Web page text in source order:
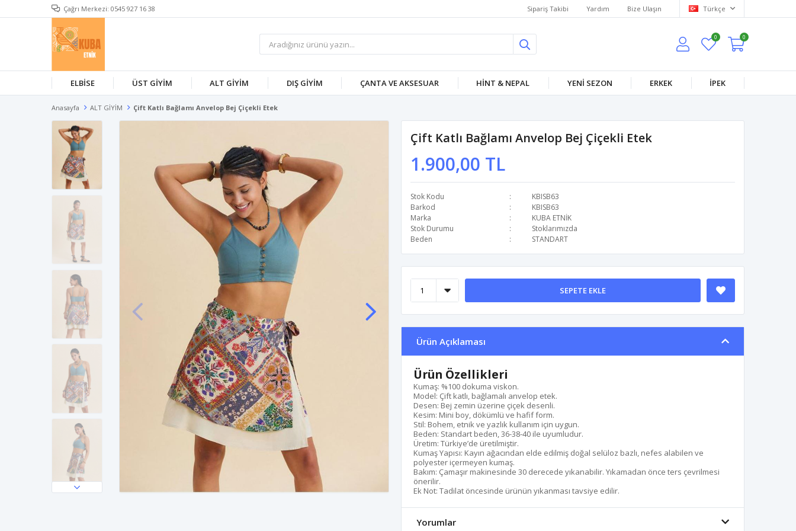
Çağrı Merkezi: 0545 927 16 38 Sipariş Takibi Yardım Bize Ulaşın Türkçe
0 0
ELBİSE ÜST GİYİM ALT GİYİM DIŞ GİYİM ÇANTA VE AKSESUAR HİNT & NEPAL YENİ SEZON ERKEK İPEK
Anasayfa ALT GİYİM Çift Katlı Bağlamı Anvelop Bej Çiçekli Etek
Çift Katlı Bağlamı Anvelop Bej Çiçekli Etek
1.900,00 TL
Stok Kodu
KBISB63
Barkod
KBISB63
Marka
KUBA ETNİK
Stok Durumu
Stoklarımızda
Beden
STANDART
SEPETE EKLE
Ürün Açıklaması
Ürün Özellikleri
Kumaş: %100 dokuma viskon.
Model: Çift katlı, bağlamalı anvelop etek.
Desen: Bej zemin üzerine çiçek desenli.
Kesim: Mini boy, dökümlü ve hafif form.
Stil: Bohem, etnik ve yazlık kullanım için uygun.
Beden: Standart beden, 36-38-40 ile uyumludur.
Üretim: Türkiye’de üretilmiştir.
Kumaş Yapısı: Kayın ağacından elde edilmiş doğal selüloz bazlı, nefes alabilen ve
polyester içermeyen kumaş.
Bakım: Çamaşır makinesinde 30 derecede yıkanabilir. Yıkamadan önce ters çevrilmesi
önerilir.
Ek Not: Tadilat öncesinde ürünün yıkanması tavsiye edilir.
Yorumlar